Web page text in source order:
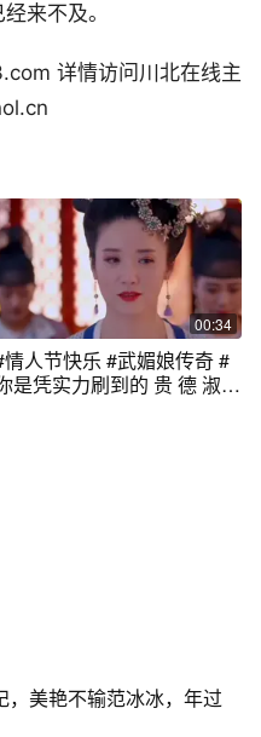
来不及。
详情访问川北在线主
00:34
情人节快乐 #武媚娘传奇 #
是凭实力刷到的 贵 德 淑
，美艳不输范冰冰，年过